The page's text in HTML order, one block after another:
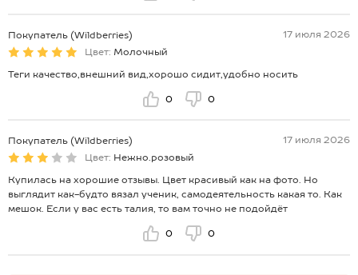
Покупатель (Wildberries)
17 июля 2026
Цвет: Молочный
Теги качество,внешний вид,хорошо сидит,удобно носить
0 0
Покупатель (Wildberries)
17 июля 2026
Цвет: Нежно.розовый
Купилась на хорошие отзывы. Цвет красивый как на фото. Но
выглядит как-будто вязал ученик, самодеятельность какая то. Как
мешок. Если у вас есть талия, то вам точно не подойдёт
0 0